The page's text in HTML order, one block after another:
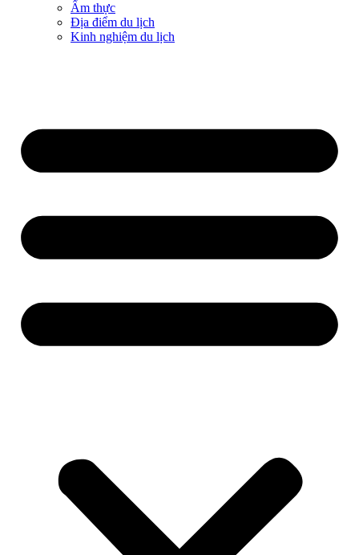
Ẩm thực
Địa điểm du lịch
Kinh nghiệm du lịch